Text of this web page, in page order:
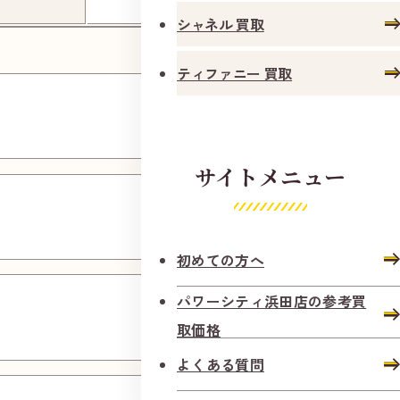
円
135,000
エメラ
ルビー
シャネル 買取
ティファニー 買取
サイトメニュー
初めての方へ
パワーシティ浜田店の参考買
取価格
よくある質問